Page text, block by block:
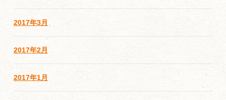
2017年3月
2017年2月
2017年1月